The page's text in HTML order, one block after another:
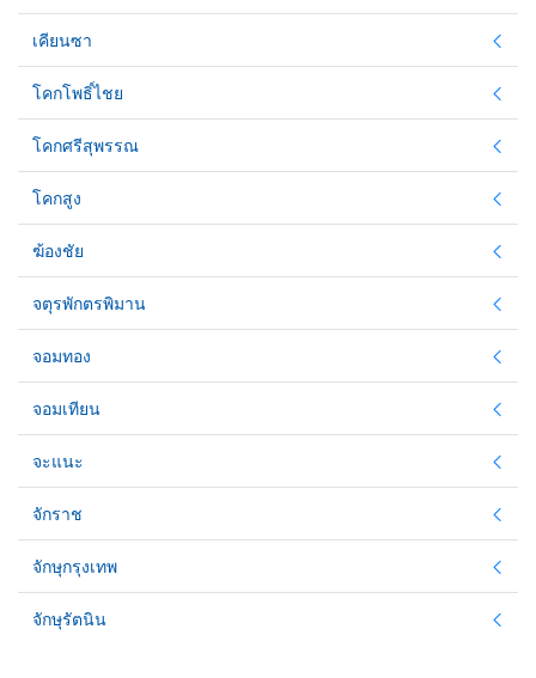
เคียนซา
โคกโพธิ์ไชย
โคกศรีสุพรรณ
โคกสูง
ฆ้องชัย
จตุรพักตรพิมาน
จอมทอง
จอมเทียน
จะแนะ
จักราช
จักษุกรุงเทพ
จักษุรัตนิน